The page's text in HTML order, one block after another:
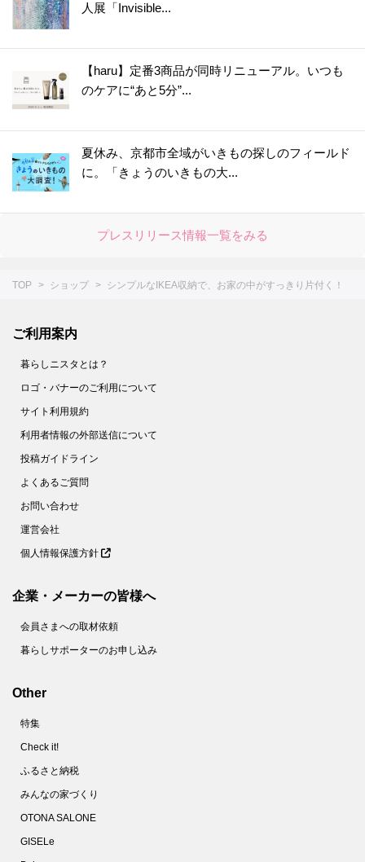
人展「Invisible...
【haru】定番3商品が同時リニューアル。いつも
のケアに“あと5分”...
夏休み、京都市全域がいきもの探しのフィールド
に。「きょうのいきもの大...
プレスリリース情報一覧をみる
TOP ショップ シンプルなIKEA収納で、お家の中がすっきり片付く！
ご利用案内
暮らしニスタとは？
ロゴ・バナーのご利用について
サイト利用規約
利用者情報の外部送信について
投稿ガイドライン
よくあるご質問
お問い合わせ
運営会社
個人情報保護方針
企業・メーカーの皆様へ
会員さまへの取材依頼
暮らしサポーターのお申し込み
Other
特集
Check it!
ふるさと納税
みんなの家づくり
OTONA SALONE
GISELe